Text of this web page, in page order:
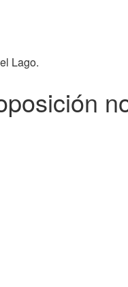
Lago.